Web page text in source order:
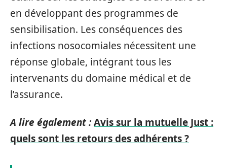
en développant des programmes de
sensibilisation. Les conséquences des
infections nosocomiales nécessitent une
réponse globale, intégrant tous les
intervenants du domaine médical et de
l’assurance.
A lire également :Avis sur la mutuelle Just :
quels sont les retours des adhérents ?